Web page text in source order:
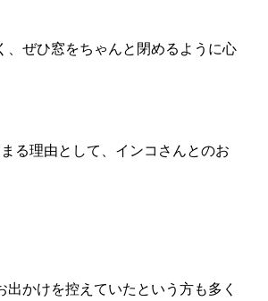
、ぜひ窓をちゃんと閉めるように心
る理由として、インコさんとのお
かけを控えていたという方も多く